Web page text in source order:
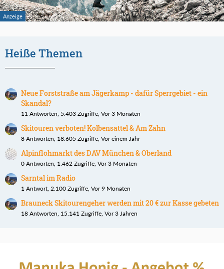
Heiße Themen
Neue Forststraße am Jägerkamp - dafür Sperrgebiet - ein
Skandal?
11 Antworten, 5.403 Zugriffe, Vor 3 Monaten
Skitouren verboten! Kolbensattel & Am Zahn
8 Antworten, 18.605 Zugriffe, Vor einem Jahr
Alpinflohmarkt des DAV München & Oberland
0 Antworten, 1.462 Zugriffe, Vor 3 Monaten
Sarntal im Radio
1 Antwort, 2.100 Zugriffe, Vor 9 Monaten
Brauneck Skitourengeher werden mit 20 € zur Kasse gebeten
18 Antworten, 15.141 Zugriffe, Vor 3 Jahren